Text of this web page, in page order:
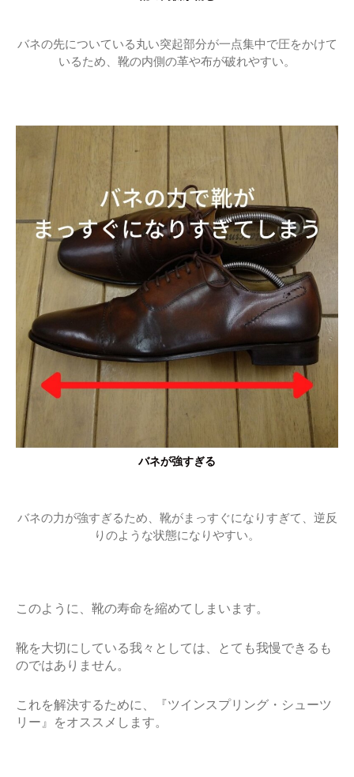
バネの先についている丸い突起部分が一点集中で圧をかけて
いるため、靴の内側の革や布が破れやすい。
バネが強すぎる
バネの力が強すぎるため、靴がまっすぐになりすぎて、逆反
りのような状態になりやすい。
このように、靴の寿命を縮めてしまいます。
靴を大切にしている我々としては、とても我慢できるも
のではありません。
これを解決するために、『ツインスプリング・シューツ
リー』をオススメします。